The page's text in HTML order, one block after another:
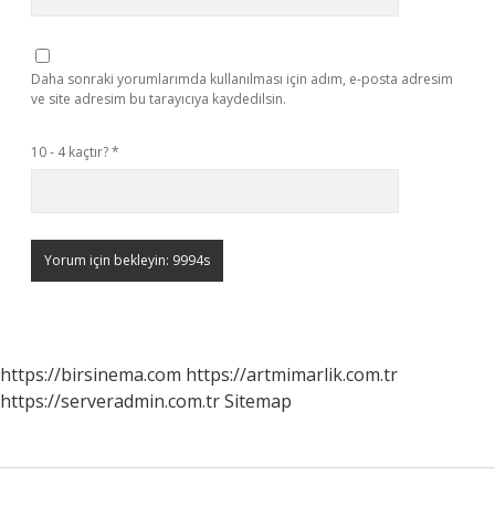
Daha sonraki yorumlarımda kullanılması için adım, e-posta adresim
ve site adresim bu tarayıcıya kaydedilsin.
10 - 4 kaçtır?*
https://birsinema.com https://artmimarlik.com.tr
https://serveradmin.com.trSitemap